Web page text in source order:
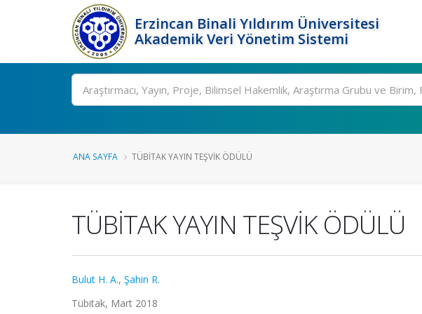
Erzincan Binali Yıldırım Üniversitesi
Akademik Veri Yönetim Sistemi
Ara
ANA SAYFA TÜBİTAK YAYIN TEŞVİK ÖDÜLÜ
TÜBİTAK YAYIN TEŞVİK ÖDÜLÜ
Bulut H. A., Şahin R.
Tübitak, Mart 2018